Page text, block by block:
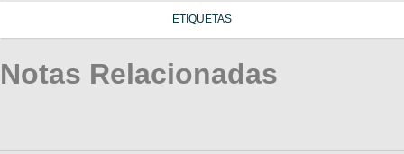
ETIQUETAS
Notas Relacionadas